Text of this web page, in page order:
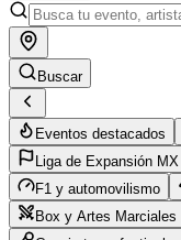
Buscar
Eventos destacados
Liga de Expansión MX
F1 y automovilismo
Box y Artes Marciales